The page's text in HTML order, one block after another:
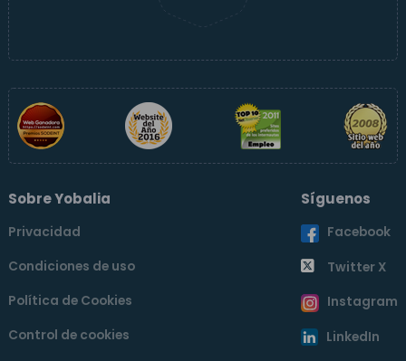
Sobre Yobalia
Privacidad
Condiciones de uso
Política de Cookies
Control de cookies
Síguenos
Facebook
Twitter X
Instagram
LinkedIn